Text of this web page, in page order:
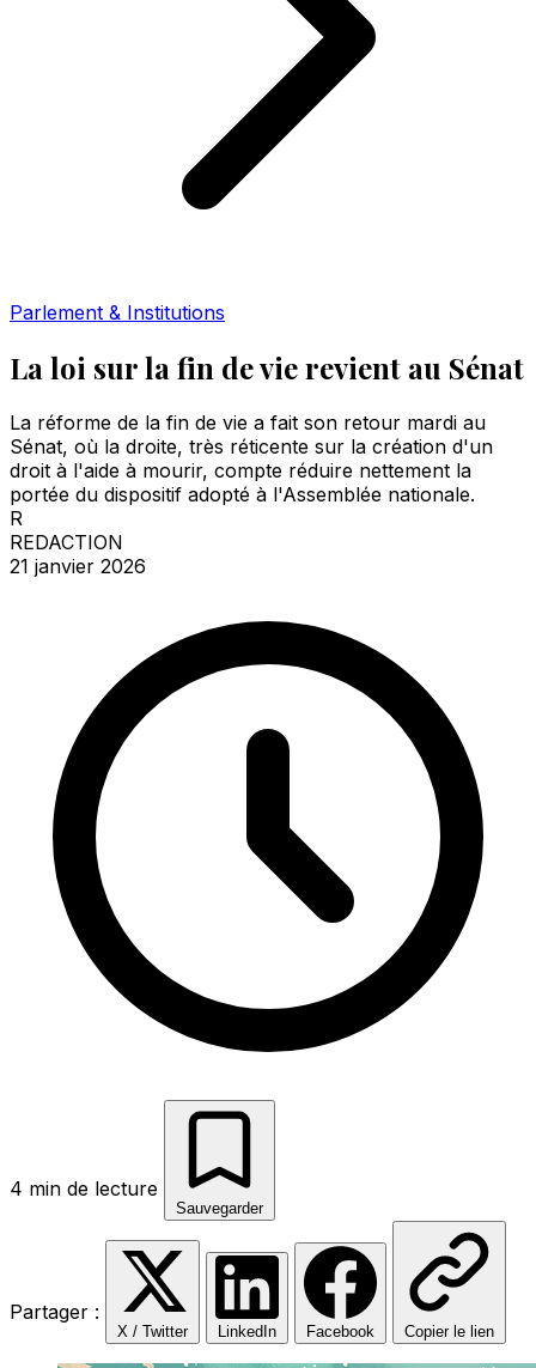
Parlement & Institutions
La loi sur la fin de vie revient au Sénat
La réforme de la fin de vie a fait son retour mardi au
Sénat, où la droite, très réticente sur la création d'un
droit à l'aide à mourir, compte réduire nettement la
portée du dispositif adopté à l'Assemblée nationale.
R
REDACTION
21 janvier 2026
4 min de lecture
Sauvegarder
Partager :
X / Twitter LinkedIn Facebook Copier le lien